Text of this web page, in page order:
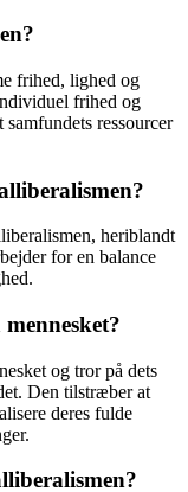
frihed, lighed og
frihed og
ressourcer
heriblandt
for en balance
og tror på dets
Den tilstræber at
deres fulde